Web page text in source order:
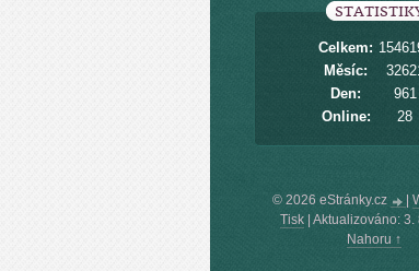
Online: 28
Celkem:
Měsíc:
Den:
961
© 2026 eStránky.cz
Tisk| Aktualizováno: 3.
Nahoru ↑